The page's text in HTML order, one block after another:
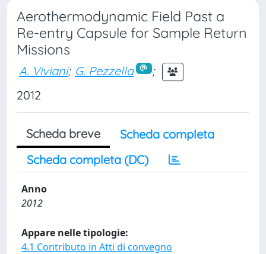
Aerothermodynamic Field Past a
Re-entry Capsule for Sample Return
Missions
A. Viviani; G. Pezzella
;
2012
Scheda breve
Scheda completa
Scheda completa (DC)
Anno
2012
Appare nelle tipologie:
4.1 Contributo in Atti di convegno